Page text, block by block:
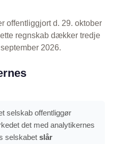
offentliggjort d. 29. oktober
regnskab dækker tredje
2026.
selskab offentliggør
det med analytikernes
selskabet slår